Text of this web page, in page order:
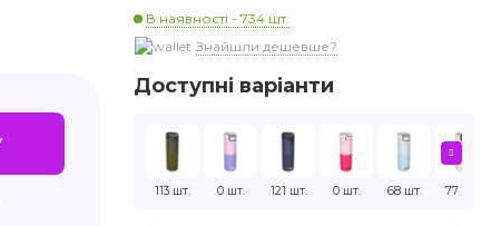
В наявності - 734 шт.
Знайшли дешевше?
Доступні варіанти
113 шт. 0 шт. 121 шт. 0 шт. 68 шт. 77 шт.